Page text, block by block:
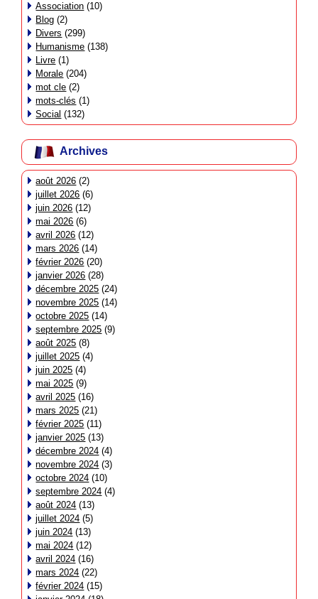
Association (10)
Blog (2)
Divers (299)
Humanisme (138)
Livre (1)
Morale (204)
mot cle (2)
mots-clés (1)
Social (132)
Archives
août 2026 (2)
juillet 2026 (6)
juin 2026 (12)
mai 2026 (6)
avril 2026 (12)
mars 2026 (14)
février 2026 (20)
janvier 2026 (28)
décembre 2025 (24)
novembre 2025 (14)
octobre 2025 (14)
septembre 2025 (9)
août 2025 (8)
juillet 2025 (4)
juin 2025 (4)
mai 2025 (9)
avril 2025 (16)
mars 2025 (21)
février 2025 (11)
janvier 2025 (13)
décembre 2024 (4)
novembre 2024 (3)
octobre 2024 (10)
septembre 2024 (4)
août 2024 (13)
juillet 2024 (5)
juin 2024 (13)
mai 2024 (12)
avril 2024 (16)
mars 2024 (22)
février 2024 (15)